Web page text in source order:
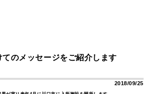
のメッセージをご紹介します
2018/09/25